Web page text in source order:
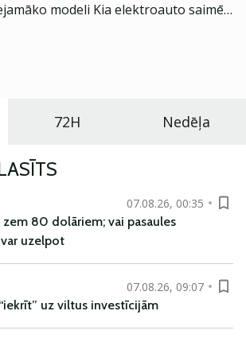
modeli Kia elektroauto saimē
72H Nedēļa
07.08.26, 00:35
zem 80 dolāriem; vai pasaules
uzelpot
07.08.26, 09:07
uz viltus investīcijām